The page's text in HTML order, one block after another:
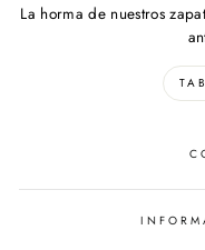
La horma de nuestros